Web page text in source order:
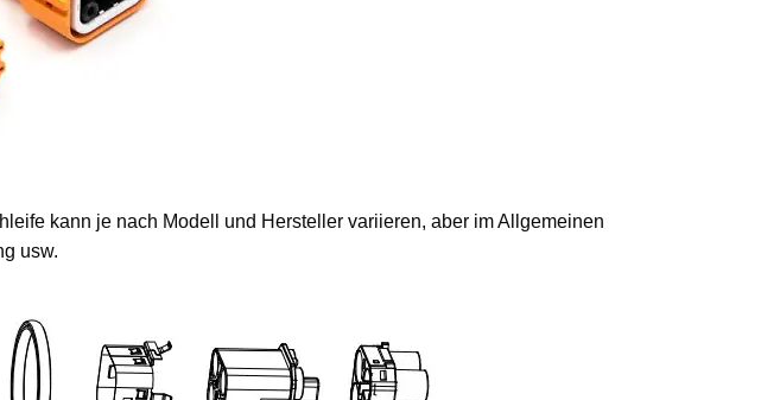
kann je nach Modell und Hersteller variieren, aber im Allgemeinen
usw.